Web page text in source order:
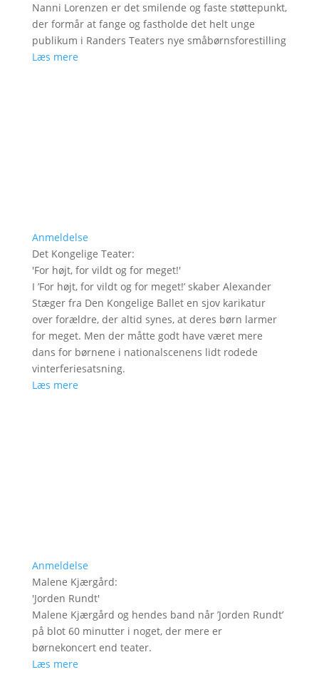
Nanni Lorenzen er det smilende og faste støttepunkt,
der formår at fange og fastholde det helt unge
publikum i Randers Teaters nye småbørnsforestilling
Læs mere
Anmeldelse
Det Kongelige Teater:
'For højt, for vildt og for meget!'
I ’For højt, for vildt og for meget!’ skaber Alexander
Stæger fra Den Kongelige Ballet en sjov karikatur
over forældre, der altid synes, at deres børn larmer
for meget. Men der måtte godt have været mere
dans for børnene i nationalscenens lidt rodede
vinterferiesatsning.
Læs mere
Anmeldelse
Malene Kjærgård:
'Jorden Rundt'
Malene Kjærgård og hendes band når ’Jorden Rundt’
på blot 60 minutter i noget, der mere er
børnekoncert end teater.
Læs mere